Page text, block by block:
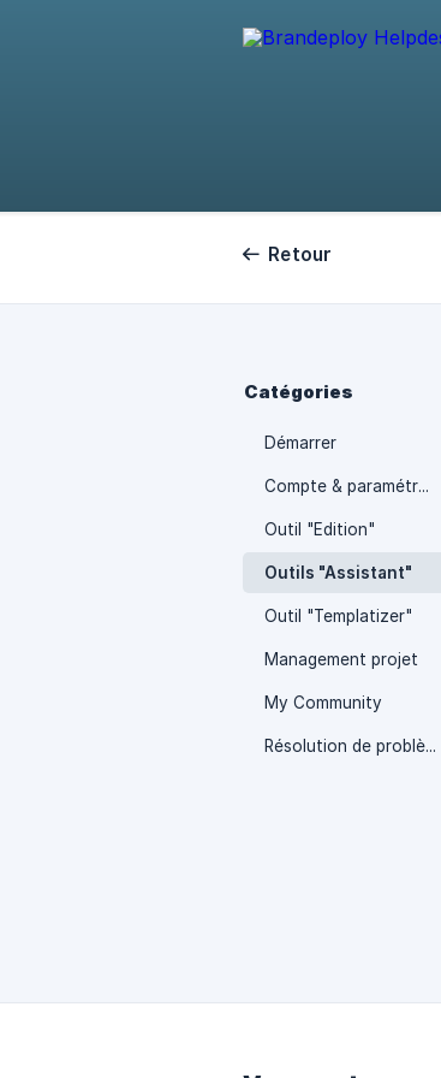
Retour
Catégories
Démarrer
Compte & paramétrage
Outil "Edition"
Outils "Assistant"
Outil "Templatizer"
Management projet
My Community
Résolution de problèmes